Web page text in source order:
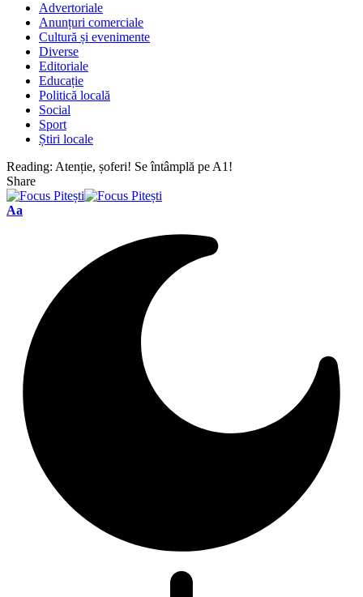
Advertoriale
Anunțuri comerciale
Cultură și evenimente
Diverse
Editoriale
Educație
Politică locală
Social
Sport
Știri locale
Reading: Atenție, șoferi! Se întâmplă pe A1!
Share
Font
Aa